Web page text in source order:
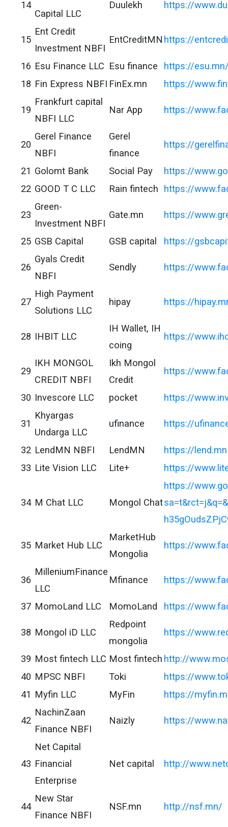
14
Capital LLC
Duulekh https://
15
Ent Credit
Investment NBFI
EntCreditMN https://
16 Esu Finance LLC Esu finance
https://
18 Fin Express NBFI FinEx.mn https://
19
Frankfurt capital
NBFI LLC
Nar App https://
20
Gerel Finance
NBFI
Gerel
finance
https://
21 Golomt Bank Social Pay
https://
22 GOOD T C LLC Rain fintech https://
23
Green-
Investment NBFI
Gate.mn https://
25 GSB Capital GSB capital https://
26
Gyals Credit
NBFI
Sendly https://
27
High Payment
Solutions LLC
hipay https://
28 IHBIT LLC
IH Wallet, IH
coing
https://
29
IKH MONGOL
CREDIT NBFI
Ikh Mongol
Credit
https://
30 Invescore LLC pocket https://
31
Khyargas
Undarga LLC
ufinance https://
32 LendMN NBFI LendMN
https://lend.mn
33 Lite Vision LLC Lite+ https://
34 M Chat LLC Mongol Chat
https://
35 Market Hub LLC
MarketHub
Mongolia
https://
36
MilleniumFinance
LLC
Mfinance https://
37 MomoLand LLC MomoLand https://
38 Mongol iD LLC
Redpoint
mongolia
https://
39 Most fintech LLC Most fintech http://
40 MPSC NBFI Toki
https://
41 Myfin LLC MyFin https://
42
NachinZaan
Finance NBFI
Naizly https://
43
Net Capital
Financial
Enterprise
Net capital http://
44
New Star
Finance NBFI
NSF.mn http://nsf.mn/